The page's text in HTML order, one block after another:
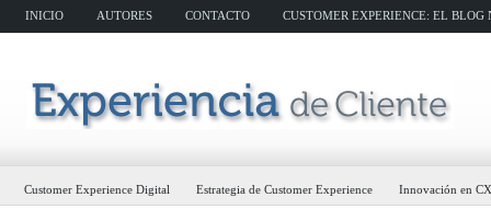
INICIO AUTORES CONTACTO CUSTOMER EXPERIENCE: EL
Customer Experience Digital Estrategia de Customer Experience Innovación en CX